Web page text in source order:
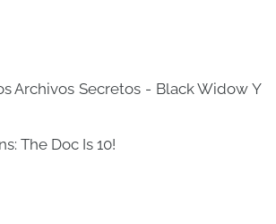
Archivos Secretos - Black Widow Y
The Doc Is 10!